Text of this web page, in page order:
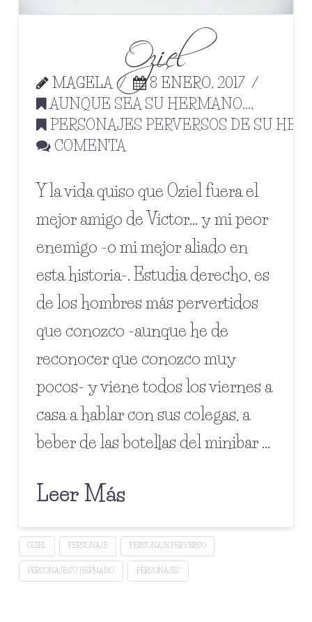
Oziel
MAGELA
8 ENERO, 2017
AUNQUE SEA SU HERMANO...,
PERSONAJES PERVERSOS DE SU
COMENTA
Y la vida quiso que Oziel fuera el
mejor amigo de Víctor… y mi peor
enemigo -o mi mejor aliado en
esta historia-. Estudia derecho, es
de los hombres más pervertidos
que conozco -aunque he de
reconocer que conozco muy
pocos- y viene todos los viernes a
casa a hablar con sus colegas, a
beber de las botellas del minibar …
Leer Más
OZIEL PERSONAJE PERSONAJE PERVERSO
PERSONAJE SU HERMANO PERSONAJES